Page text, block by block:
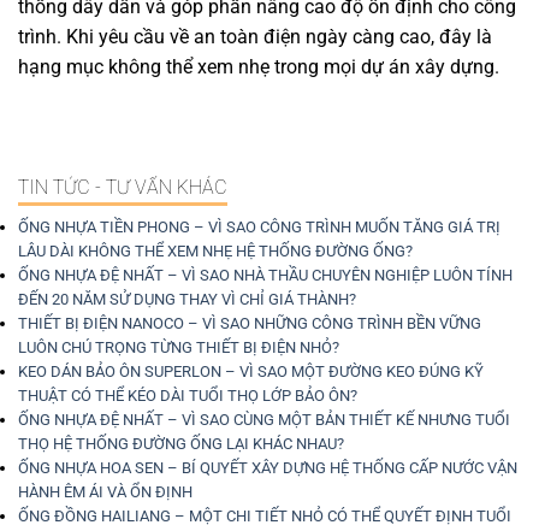
thống dây dẫn và góp phần nâng cao độ ổn định cho công
trình. Khi yêu cầu về an toàn điện ngày càng cao, đây là
hạng mục không thể xem nhẹ trong mọi dự án xây dựng.
TIN TỨC - TƯ VẤN KHÁC
ỐNG NHỰA TIỀN PHONG – VÌ SAO CÔNG TRÌNH MUỐN TĂNG GIÁ TRỊ
LÂU DÀI KHÔNG THỂ XEM NHẸ HỆ THỐNG ĐƯỜNG ỐNG?
ỐNG NHỰA ĐỆ NHẤT – VÌ SAO NHÀ THẦU CHUYÊN NGHIỆP LUÔN TÍNH
ĐẾN 20 NĂM SỬ DỤNG THAY VÌ CHỈ GIÁ THÀNH?
THIẾT BỊ ĐIỆN NANOCO – VÌ SAO NHỮNG CÔNG TRÌNH BỀN VỮNG
LUÔN CHÚ TRỌNG TỪNG THIẾT BỊ ĐIỆN NHỎ?
KEO DÁN BẢO ÔN SUPERLON – VÌ SAO MỘT ĐƯỜNG KEO ĐÚNG KỸ
THUẬT CÓ THỂ KÉO DÀI TUỔI THỌ LỚP BẢO ÔN?
ỐNG NHỰA ĐỆ NHẤT – VÌ SAO CÙNG MỘT BẢN THIẾT KẾ NHƯNG TUỔI
THỌ HỆ THỐNG ĐƯỜNG ỐNG LẠI KHÁC NHAU?
ỐNG NHỰA HOA SEN – BÍ QUYẾT XÂY DỰNG HỆ THỐNG CẤP NƯỚC VẬN
HÀNH ÊM ÁI VÀ ỔN ĐỊNH
ỐNG ĐỒNG HAILIANG – MỘT CHI TIẾT NHỎ CÓ THỂ QUYẾT ĐỊNH TUỔI